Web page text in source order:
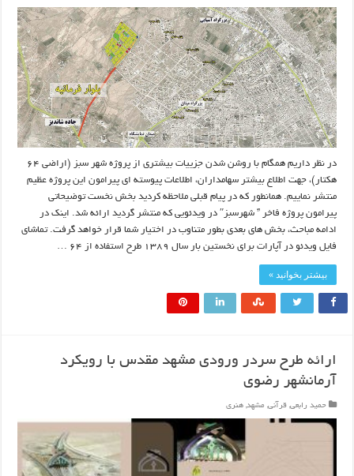
در نظر داریم همگام با روشن شدن جزییات بیشتری از پروژه شهر سبز (اراضی ۶۴
هکتار)، جهت اطلاع بیشتر سهامداران، اطلاعات پیوسته ای پیرامون این پروژه عظیم
منتشر نماییم. همانطور که در پیام قبلی ملاحظه کردید بخش نخست توضیحاتی
پیرامون پروژه فاخر ” شهرسبز″ در ویدئویی که منتشر گردید ارائه شد. اینک در
ادامه مباحث، بخش های بعدی بطور متناوب در اختیار شما قرار خواهد گرفت. تماشای
فایل ویدئو در آپارات برای نخستین بار سال ۱۳۸۹ طرح استفاده از ۶۴ …
بیشتر بخوانید »
ارائه طرح سردر ورودی مشهد مقدس با رویکرد
آرمانشهر رضوی
حمید رابعی, قرآنی, مشهد, هنری